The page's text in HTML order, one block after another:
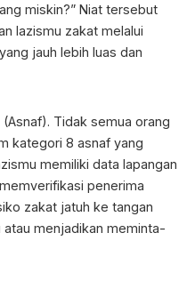
miskin?” Niat tersebut
lazismu zakat melalui
jauh lebih luas dan
Tidak semua orang
kategori 8 asnaf yang
memiliki data lapangan
penerima
zakat jatuh ke tangan
menjadikan meminta-